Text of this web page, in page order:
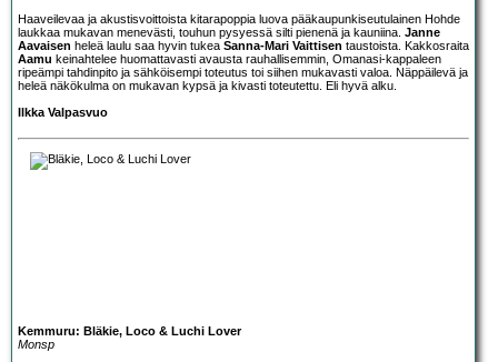
Haaveilevaa ja akustisvoittoista kitarapoppia luova pääkaupunkiseutulainen Hohde
laukkaa mukavan menevästi, touhun pysyessä silti pienenä ja kauniina. Janne
Aavaisen heleä laulu saa hyvin tukea Sanna-Mari Vaittisen taustoista. Kakkosraita
Aamu keinahtelee huomattavasti avausta rauhallisemmin, Omanasi-kappaleen
ripeämpi tahdinpito ja sähköisempi toteutus toi siihen mukavasti valoa. Näppäilevä ja
heleä näkökulma on mukavan kypsä ja kivasti toteutettu. Eli hyvä alku.
Ilkka Valpasvuo
Kemmuru: Bläkie, Loco & Luchi Lover
Monsp